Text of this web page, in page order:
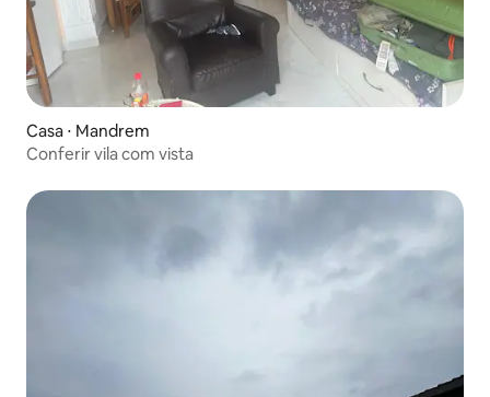
Casa ⋅ Mandrem
Conferir vila com vista